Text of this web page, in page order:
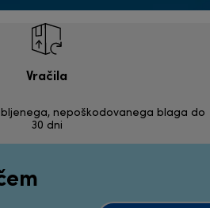
Vračila
nepoškodovanega blaga do
30 dni